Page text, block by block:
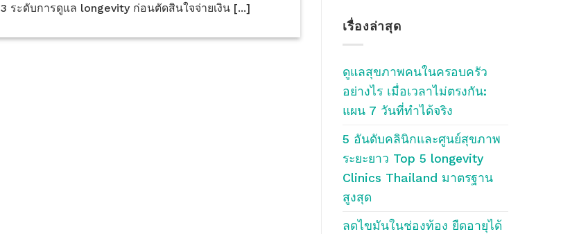
3 ระดับการดูแล longevity ก่อนตัดสินใจจ่ายเงิน [...]
บลอค
Blog
เรื่องล่าสุด
ดูแลสุขภาพคนในครอบครัว
อย่างไร เมื่อเวลาไม่ตรงกัน:
แผน 7 วันที่ทำได้จริง
5 อันดับคลินิกและศูนย์สุขภาพ
ระยะยาว Top 5 longevity
Clinics Thailand มาตรฐาน
สูงสุด
ลดไขมันในช่องท้อง ยืดอายุได้